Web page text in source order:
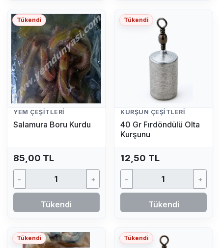
Tükendi
YEM ÇEŞITLERI
Salamura Boru Kurdu
85,00 TL
- +
Tükendi
Tükendi
KURŞUN ÇEŞITLERI
40 Gr Fırdöndülü Olta
Kurşunu
12,50 TL
- +
Tükendi
Tükendi Tükendi